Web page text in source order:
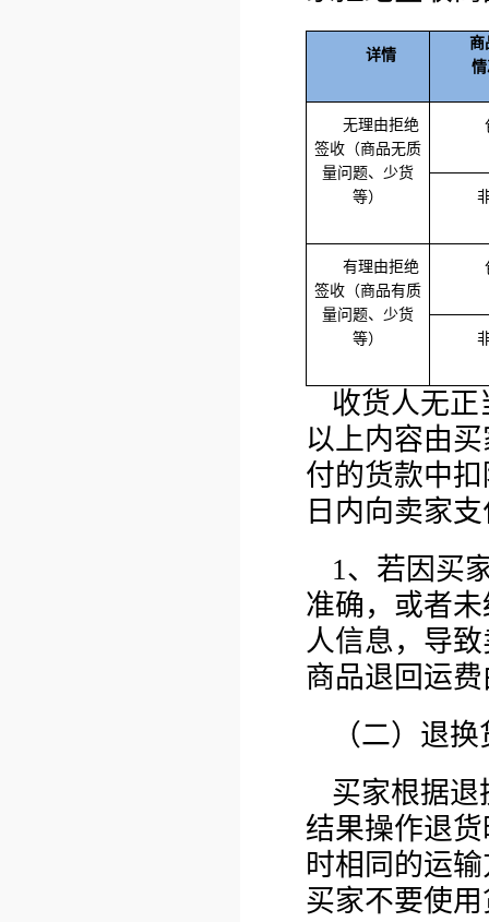
详情
商
无理由拒绝
签收（商品无质
量问题、少货
等）
有理由拒绝
签收（商品有质
量问题、少货
等）
收货人无
以上内容由
付的货款中
日内向卖家
1、若因买
准确，或者
人信息，导
商品退回运
（二）退
买家根据
结果操作退
时相同的运
买家不要使